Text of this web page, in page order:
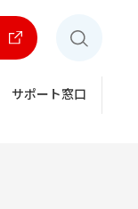
サポート窓口